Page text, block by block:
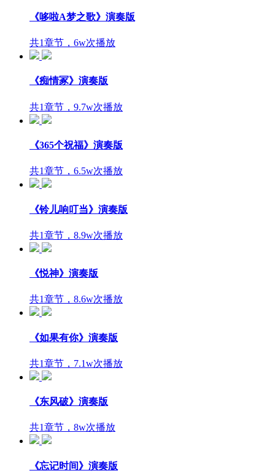
《哆啦A梦之歌》演奏版
共1章节，6w次播放
《痴情冢》演奏版
共1章节，9.7w次播放
《365个祝福》演奏版
共1章节，6.5w次播放
《铃儿响叮当》演奏版
共1章节，8.9w次播放
《悦神》演奏版
共1章节，8.6w次播放
《如果有你》演奏版
共1章节，7.1w次播放
《东风破》演奏版
共1章节，8w次播放
《忘记时间》演奏版